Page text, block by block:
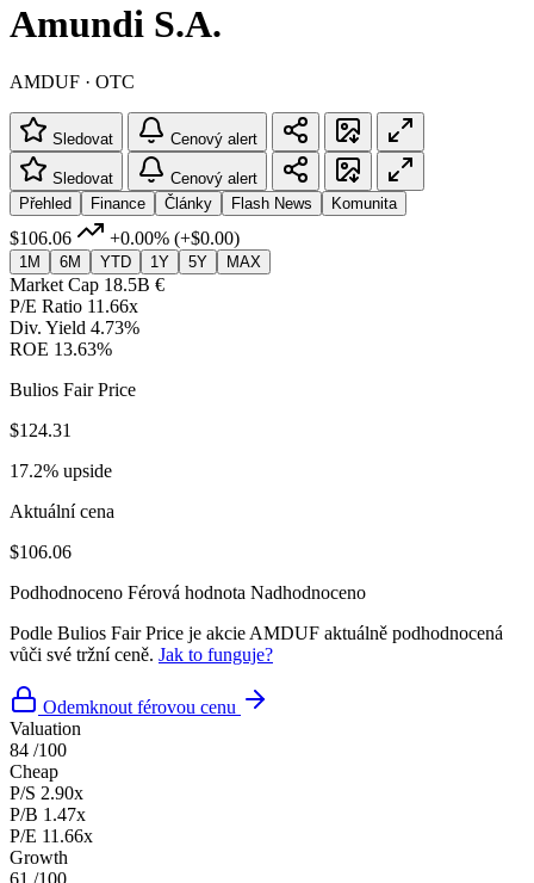
Amundi S.A.
AMDUF · OTC
Sledovat Cenový alert
Sledovat
Cenový alert
Přehled
Finance Články Flash News Komunita
$106.06 +0.00% (+$0.00)
1M 6M YTD 1Y 5Y MAX
Market Cap 18.5B €
P/E Ratio 11.66x
Div. Yield 4.73%
ROE 13.63%
Bulios Fair Price
$124.31
17.2% upside
Aktuální cena
$106.06
Podhodnoceno Férová hodnota Nadhodnoceno
Podle Bulios Fair Price je akcie AMDUF aktuálně podhodnocená
vůči své tržní ceně. Jak to funguje?
Odemknout férovou cenu
Valuation
84 /100
Cheap
P/S 2.90x
P/B 1.47x
P/E 11.66x
Growth
61 /100